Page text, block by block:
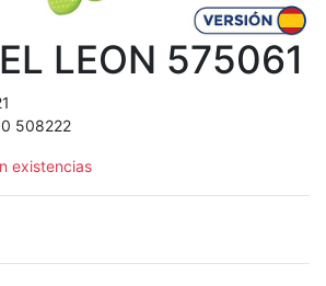
LEON 575061
508222
existencias